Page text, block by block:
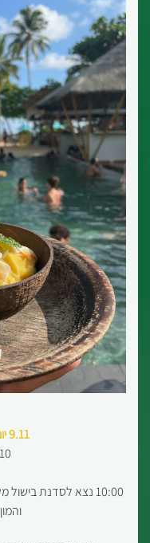
9.11 יום שני - סדנת בישול
8-10
10:00 נצא לסדנת